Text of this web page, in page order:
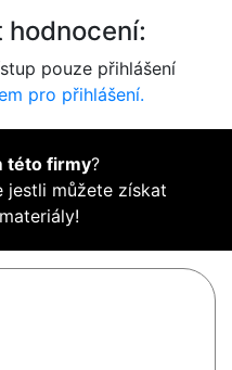
pouze přihlášení
pro přihlášení.
této firmy?
jestli můžete získat